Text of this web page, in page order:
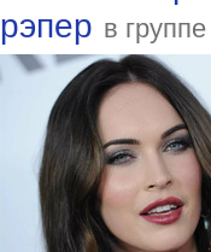
рэпер в